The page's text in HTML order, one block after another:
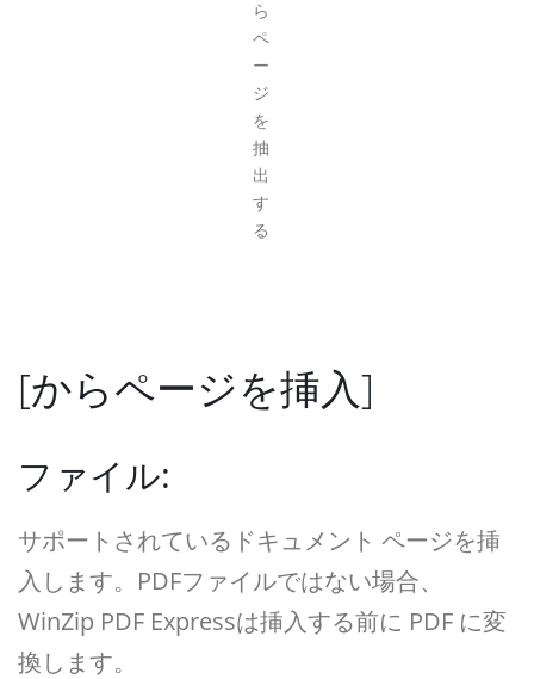
ら
ペ
ー
ジ
を
抽
出
す
る
[からページを挿入]
ファイル:
サポートされているドキュメント ページを挿
入します。PDFファイルではない場合、
WinZip PDF Expressは挿入する前に PDF に変
換します。